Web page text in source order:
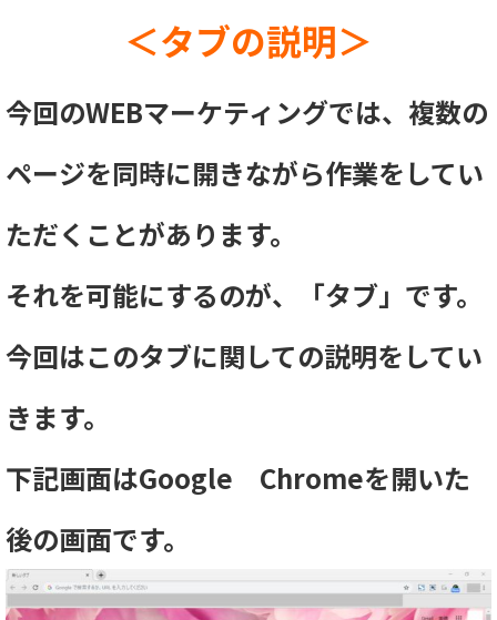
＜タブの説明＞
今回のWEBマーケティングでは、複数の
ページを同時に開きながら作業をしてい
ただくことがあります。
それを可能にするのが、「タブ」です。
今回はこのタブに関しての説明をしてい
きます。
下記画面はGoogle Chromeを開いた
後の画面です。